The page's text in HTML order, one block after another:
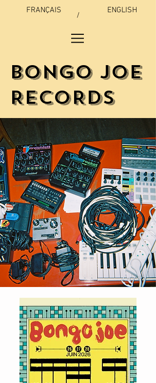
FRANÇAIS
/
ENGLISH
BONGO JOE
RECORDS